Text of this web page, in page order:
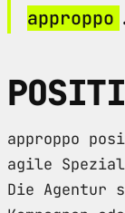
approppo
approppo
agile
Die Agentur